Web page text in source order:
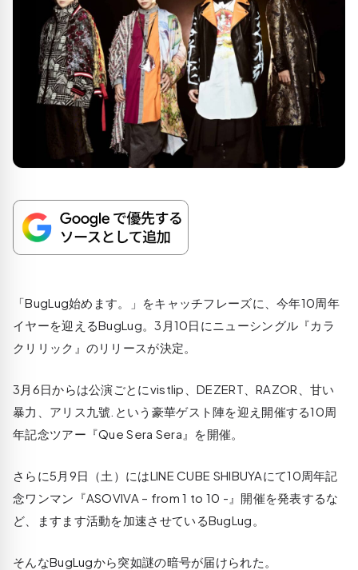
「BugLug始めます。」をキャッチフレーズに、今年10周年
イヤーを迎えるBugLug。3月10日にニューシングル『カラ
クリリック』のリリースが決定。
3月6日からは公演ごとにvistlip、DEZERT、RAZOR、甘い
暴力、アリス九號.という豪華ゲスト陣を迎え開催する10周
年記念ツアー『Que Sera Sera』を開催。
さらに5月9日（土）にはLINE CUBE SHIBUYAにて10周年記
念ワンマン『ASOVIVA – from 1 to 10 -』開催を発表するな
ど、ますます活動を加速させているBugLug。
そんなBugLugから突如謎の暗号が届けられた。